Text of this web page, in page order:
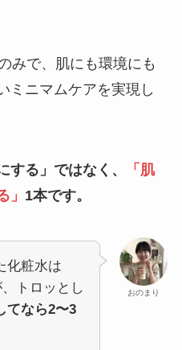
みで、肌にも環境にも
ミニマムケアを実現し
する」ではなく、
「肌
」 1本です。
おのまり
化粧水は
トロッとし
てなら2〜3